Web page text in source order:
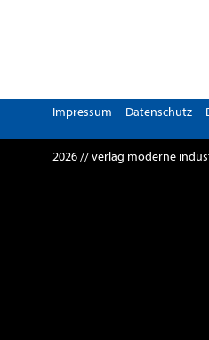
Impressum Datenschutz
2026 // verlag moderne